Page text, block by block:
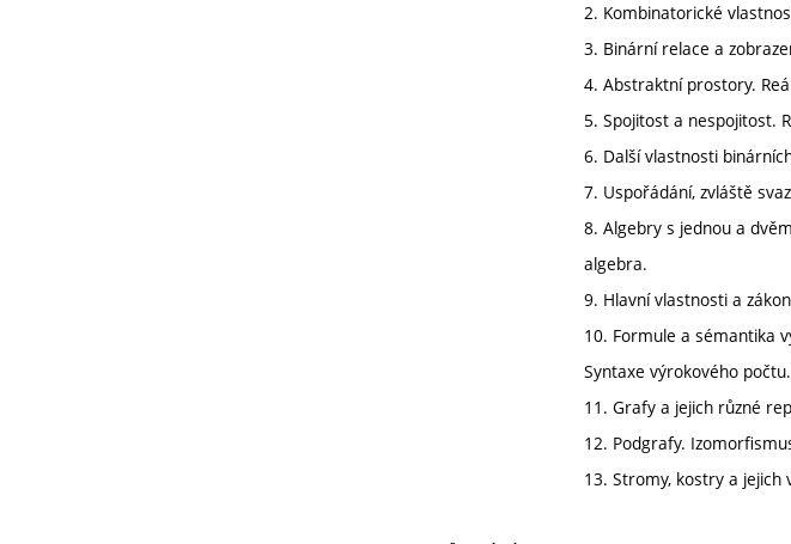
2. Kombinatorické
3. Binární relace a
4. Abstraktní prostory.
5. Spojitost a nespojitost.
6. Další vlastnosti
7. Uspořádání, zvláště
8. Algebry s jednou a
algebra.
9. Hlavní vlastnosti a
10. Formule a sémantika
Syntaxe výrokového
11. Grafy a jejich různé
12. Podgrafy.
13. Stromy, kostry a